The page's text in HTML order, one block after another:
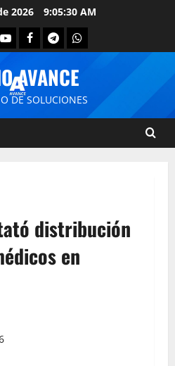
2026 9:05:30 AM
AVANCE
DE SOLUCIONES
distribución
en